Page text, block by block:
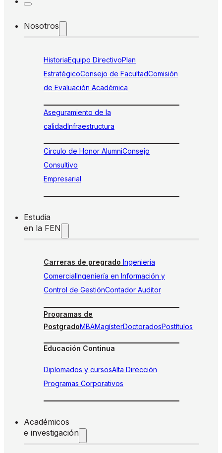
Nosotros
HistoriaEquipo DirectivoPlan
EstratégicoConsejo de FacultadComisión
de Evaluación Académica
Aseguramiento de la
calidadInfraestructura
Círculo de Honor AlumniConsejo
Consultivo
Empresarial
Estudia
en la FEN
Carreras de pregrado Ingeniería
ComercialIngeniería en Información y
Control de GestiónContador Auditor
Programas de
PostgradoMBAMagísterDoctoradosPostítulos
Educación Continua
Diplomados y cursosAlta Dirección
Programas Corporativos
Académicos
e investigación